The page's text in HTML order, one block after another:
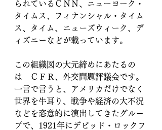
られているＣＮＮ、ニューヨーク・
タイムス、フィナンシャル・タイム
ス、タイム、ニューズウィーク、デ
ィズニーなどが載っています。
この組織図の大元締めにあたるの
は　ＣＦＲ、外交問題評議会です。
一言で言うと、アメリカだけでなく
世界を牛耳り、戦争や経済の大不況
などを恣意的に演出してきたグルー
プで、1921年にデビッド・ロックフ